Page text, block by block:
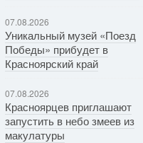
07.08.2026
Уникальный музей «Поезд
Победы» прибудет в
Красноярский край
07.08.2026
Красноярцев приглашают
запустить в небо змеев из
макулатуры